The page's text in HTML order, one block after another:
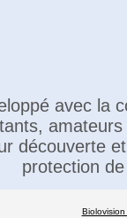
avec la
découverte
protection
Biolovision